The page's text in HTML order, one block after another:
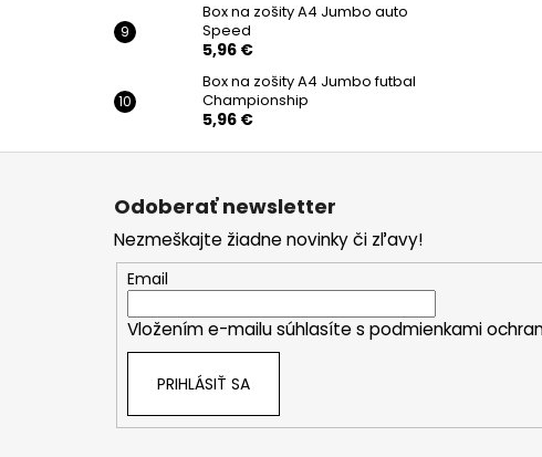
Box na zošity A4 Jumbo auto
Speed
5,96 €
Box na zošity A4 Jumbo futbal
Championship
5,96 €
Z
Odoberať newsletter
Nezmeškajte žiadne novinky či zľavy!
Email
Vložením e-mailu súhlasíte s podmienkami
PRIHLÁSIŤ SA